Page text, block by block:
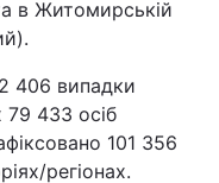
в Житомирській
406 випадки
79 433 осіб
101 356
регіонах.